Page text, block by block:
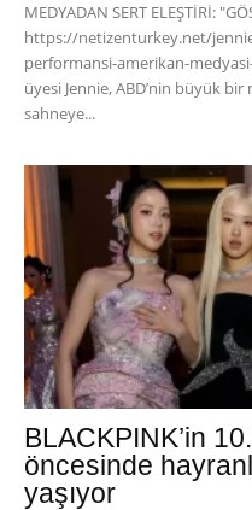
MEDYADAN SERT ELEŞTİRİ:
https://netizenturkey.net/
performansi-amerikan-
üyesi Jennie, ABD’nin büyük
sahneye...
BLACKPINK’in
öncesinde
yaşıyor